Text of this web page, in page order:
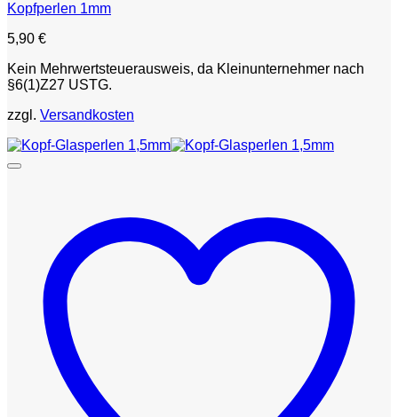
Kopfperlen 1mm
5,90 €
Kein Mehrwertsteuerausweis, da Kleinunternehmer nach
§6(1)Z27 USTG.
zzgl. Versandkosten